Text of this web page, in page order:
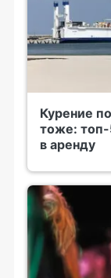
Курение
тоже: топ-
в аренду